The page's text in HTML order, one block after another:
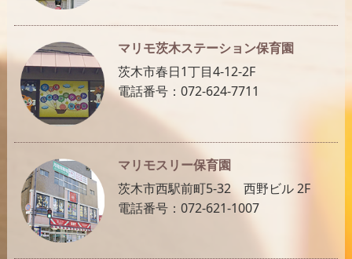
マリモ茨木ステーション保育園
茨木市春日1丁目4-12-2F
電話番号：072-624-7711
マリモスリー保育園
茨木市西駅前町5-32 西野ビル 2F
電話番号：072-621-1007